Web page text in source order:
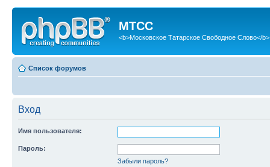
МТСС
<b>Московское Татарское Свободное Слово</b>
Список форумов
Вход
Имя пользователя:
Пароль:
Забыли пароль?